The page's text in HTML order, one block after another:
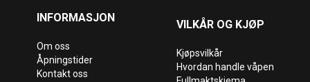
INFORMASJON
Om oss
Åpningstider
Kontakt oss
VILKÅR OG KJØP
Kjøpsvilkår
Hvordan handle våpen